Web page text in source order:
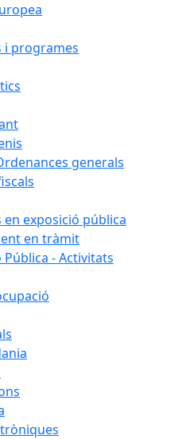
i programes
generals
en exposició pública
en tràmit
Pública - Activitats